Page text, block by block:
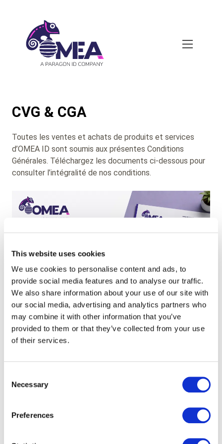
This website uses cookies
We use cookies to personalise content and ads, to
provide social media features and to analyse our traffic.
We also share information about your use of our site with
our social media, advertising and analytics partners who
may combine it with other information that you’ve
provided to them or that they’ve collected from your use
of their services.
Selection
Necessary
Preferences
content
CVG & CGA
Toutes les ventes et achats de produits et services
d’OMEA ID sont soumis aux présentes Conditions
Générales. Téléchargez les documents ci-dessous pour
consulter l’intégralité de nos conditions.
Background
Image
Heading
Cliquer ci-dessous
pour télécharger nos